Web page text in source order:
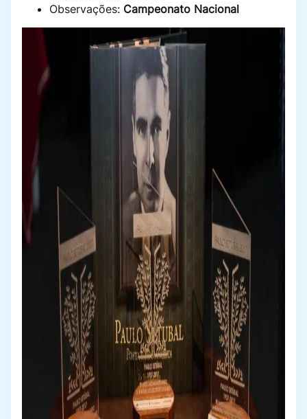
Observações: Campeonato Nacional